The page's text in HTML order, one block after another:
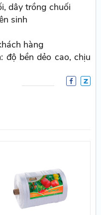
dây trồng chuối
sinh
hàng
độ bền dẻo cao, chịu